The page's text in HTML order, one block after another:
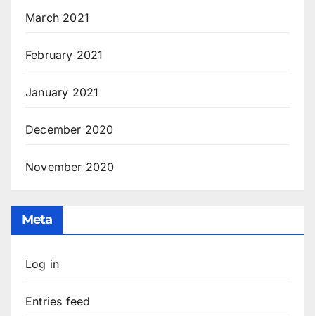
March 2021
February 2021
January 2021
December 2020
November 2020
Meta
Log in
Entries feed